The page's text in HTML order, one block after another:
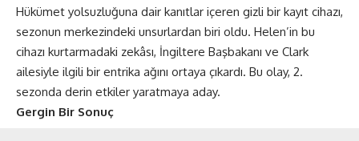
Hükümet yolsuzluğuna dair kanıtlar içeren gizli bir kayıt cihazı,
sezonun merkezindeki unsurlardan biri oldu. Helen’in bu
cihazı kurtarmadaki zekâsı, İngiltere Başbakanı ve Clark
ailesiyle ilgili bir entrika ağını ortaya çıkardı. Bu olay, 2.
sezonda derin etkiler yaratmaya aday​​.
Gergin Bir Sonuç